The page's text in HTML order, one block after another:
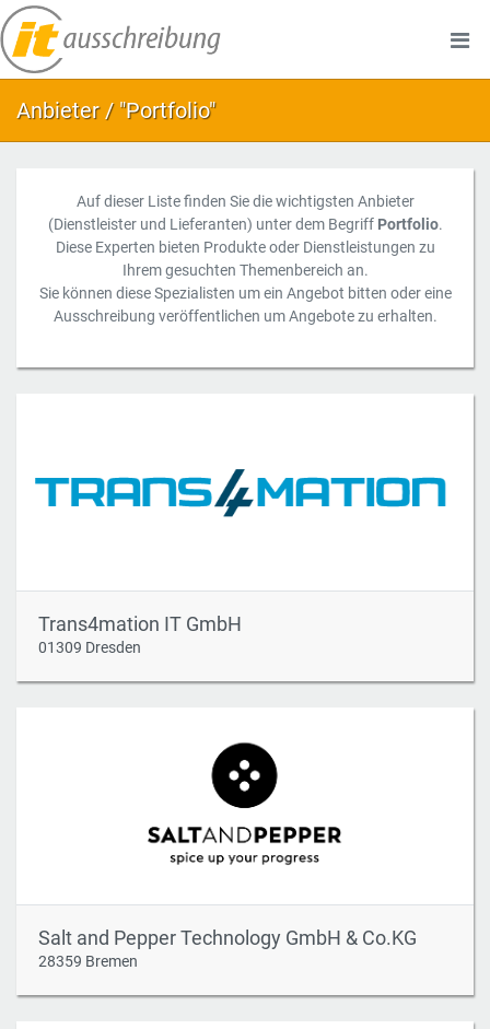
Anbieter / "Portfolio"
Auf dieser Liste finden Sie die wichtigsten Anbieter
(Dienstleister und Lieferanten) unter dem Begriff Portfolio.
Diese Experten bieten Produkte oder Dienstleistungen zu
Ihrem gesuchten Themenbereich an.
Sie können diese Spezialisten um ein Angebot bitten oder eine
Ausschreibung veröffentlichen um Angebote zu erhalten.
Trans4mation IT GmbH
01309 Dresden
Salt and Pepper Technology GmbH & Co.KG
28359 Bremen